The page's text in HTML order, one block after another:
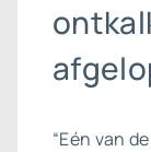
“Eén van